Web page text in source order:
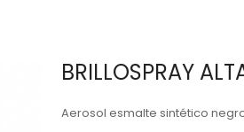
BRILLOSPRAY
Aerosol esmalte sintético